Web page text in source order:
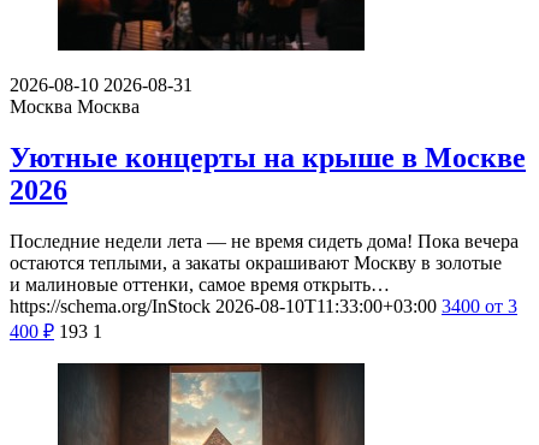
2026-08-10 2026-08-31
Москва Москва
Уютные концерты на крыше в Москве
2026
Последние недели лета — не время сидеть дома! Пока вечера
остаются теплыми, а закаты окрашивают Москву в золотые
и малиновые оттенки, самое время открыть…
https://schema.org/InStock 2026-08-10T11:33:00+03:00 3400 от 3
400 ₽ 193 1